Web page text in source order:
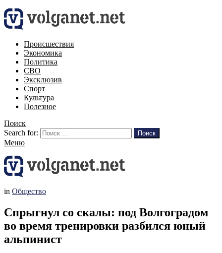
Происшествия
Экономика
Политика
СВО
Эксклюзив
Спорт
Культура
Полезное
Поиск
Search for:
Поиск
Меню
in Общество
Спрыгнул со скалы: под Волгоградом
во время тренировки разбился юный
альпинист